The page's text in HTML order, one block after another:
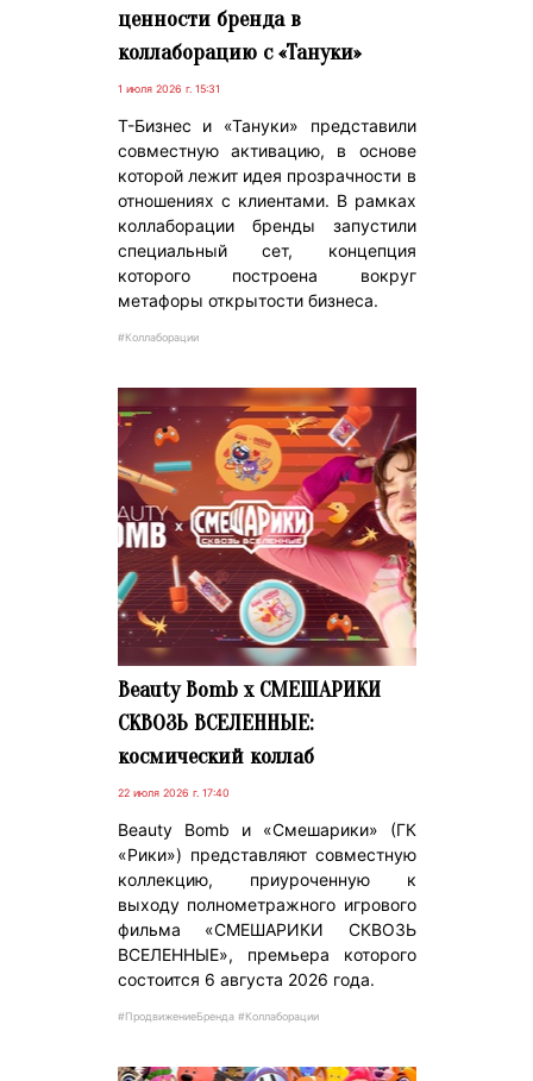
ценности бренда в
коллаборацию с «Тануки»
1 июля 2026 г. 15:31
Т-Бизнес и «Тануки» представили
совместную активацию, в основе
которой лежит идея прозрачности в
отношениях с клиентами. В рамках
коллаборации бренды запустили
специальный сет, концепция
которого построена вокруг
метафоры открытости бизнеса.
#Коллаборации
Beauty Bomb x СМЕШАРИКИ
СКВОЗЬ ВСЕЛЕННЫЕ:
космический коллаб
22 июля 2026 г. 17:40
Beauty Bomb и «Смешарики» (ГК
«Рики») представляют совместную
коллекцию, приуроченную к
выходу полнометражного игрового
фильма «СМЕШАРИКИ СКВОЗЬ
ВСЕЛЕННЫЕ», премьера которого
состоится 6 августа 2026 года.
#ПродвижениеБренда #Коллаборации